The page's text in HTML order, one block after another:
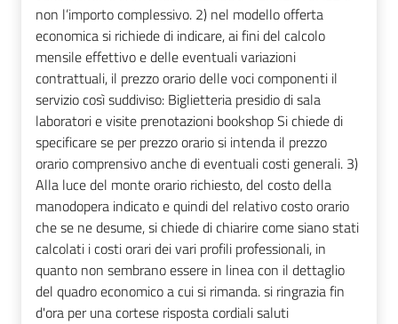
non l’importo complessivo. 2) nel modello offerta
economica si richiede di indicare, ai fini del calcolo
mensile effettivo e delle eventuali variazioni
contrattuali, il prezzo orario delle voci componenti il
servizio così suddiviso: Biglietteria presidio di sala
laboratori e visite prenotazioni bookshop Si chiede di
specificare se per prezzo orario si intenda il prezzo
orario comprensivo anche di eventuali costi generali. 3)
Alla luce del monte orario richiesto, del costo della
manodopera indicato e quindi del relativo costo orario
che se ne desume, si chiede di chiarire come siano stati
calcolati i costi orari dei vari profili professionali, in
quanto non sembrano essere in linea con il dettaglio
del quadro economico a cui si rimanda. si ringrazia fin
d'ora per una cortese risposta cordiali saluti